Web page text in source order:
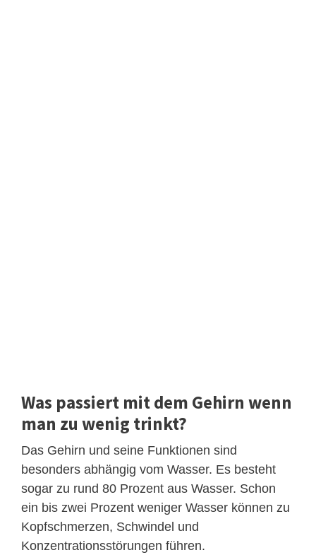
Was passiert mit dem Gehirn wenn
man zu wenig trinkt?
Das Gehirn und seine Funktionen sind
besonders abhängig vom Wasser. Es besteht
sogar zu rund 80 Prozent aus Wasser. Schon
ein bis zwei Prozent weniger Wasser können zu
Kopfschmerzen, Schwindel und
Konzentrationsstörungen führen.